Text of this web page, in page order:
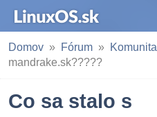
Domov Fórum Komunita
mandrake.sk?????
Co sa stalo s